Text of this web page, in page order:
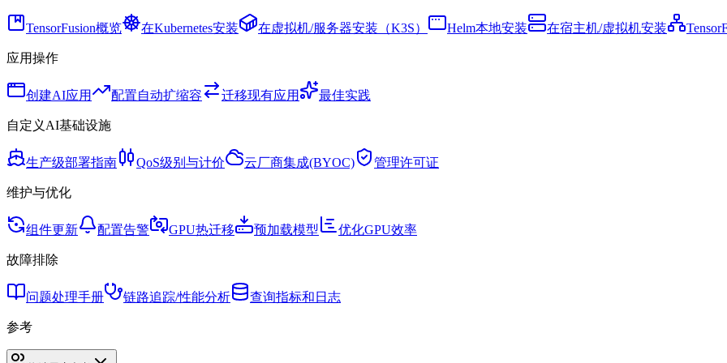
TensorFusion概览 在Kubernetes安装 在虚拟机/服务器安装（K3S） Helm本地安装 在宿主机/虚拟机安装
应用操作
创建AI应用 配置自动扩缩容 迁移现有应用 最佳实践
自定义AI基础设施
生产级部署指南 QoS级别与计价 云厂商集成(BYOC) 管理许可证
维护与优化
组件更新 配置告警 GPU热迁移 预加载模型 优化GPU效率
故障排除
问题处理手册 链路追踪/性能分析 查询指标和日志
参考